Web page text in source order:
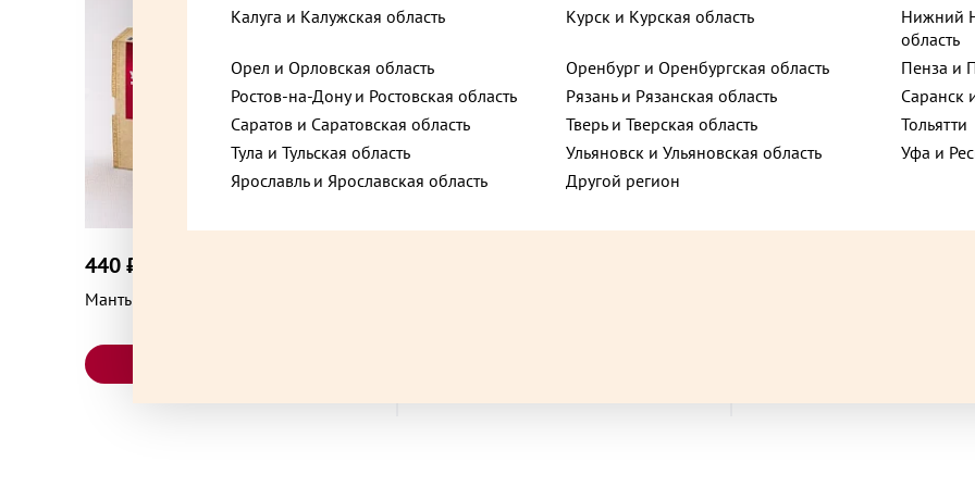
Балашиха, Московская область, микрорайон Павлино, 15
Балашиха, Московская область, Советская улица, 10
Балашиха, Московская область, улица Свердлова, 26
Белоозёрский, Московская область, Коммунальная улица, 12
Бронницы, Московская область, Советская улица, 69
440 ₽
Манты с картофелем и грибами 440 г
Калуга и Калужская область
Курск и Курская область
Нижний
область
Орел и Орловская область
Оренбург и Оренбургская область
Пенза и
Ростов-на-Дону и Ростовская область
Рязань и Рязанская область
Саранск
Саратов и Саратовская область
Тверь и Тверская область
Тольятти
Тула и Тульская область
Ульяновск и Ульяновская область
Уфа и
Ярославль и Ярославская область
Другой регион